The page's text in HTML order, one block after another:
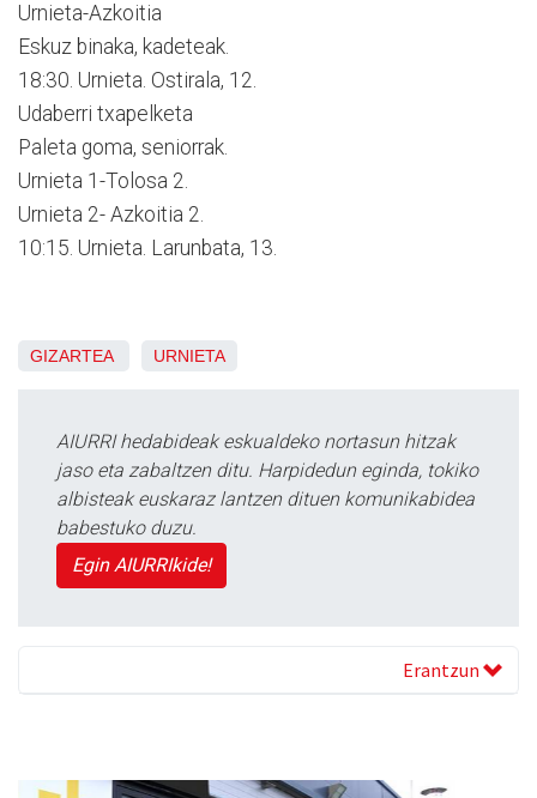
Urnieta-Azkoitia
Eskuz binaka, kadeteak.
18:30. Urnieta. Ostirala, 12.
Udaberri txapelketa
Paleta goma, seniorrak.
Urnieta 1-Tolosa 2.
Urnieta 2- Azkoitia 2.
10:15. Urnieta. Larunbata, 13.
GIZARTEA URNIETA
AIURRI hedabideak eskualdeko nortasun hitzak
jaso eta zabaltzen ditu. Harpidedun eginda, tokiko
albisteak euskaraz lantzen dituen komunikabidea
babestuko duzu.
Egin AIURRIkide!
Erantzun